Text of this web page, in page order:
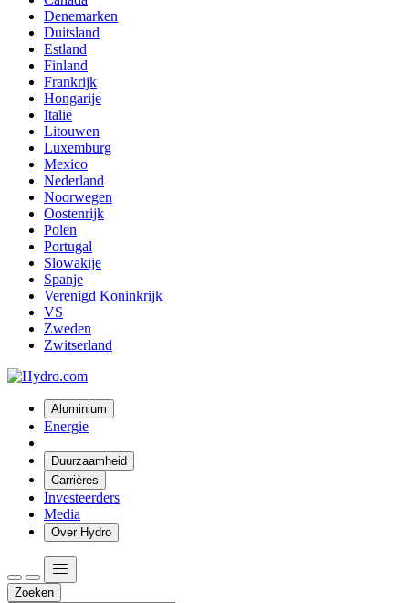
Denemarken
Duitsland
Estland
Finland
Frankrijk
Hongarije
Italië
Litouwen
Luxemburg
Mexico
Nederland
Noorwegen
Oostenrijk
Polen
Portugal
Slowakije
Spanje
Verenigd Koninkrijk
VS
Zweden
Zwitserland
Aluminium
Energie
Duurzaamheid
Carrières
Investeerders
Media
Over Hydro
Zoeken